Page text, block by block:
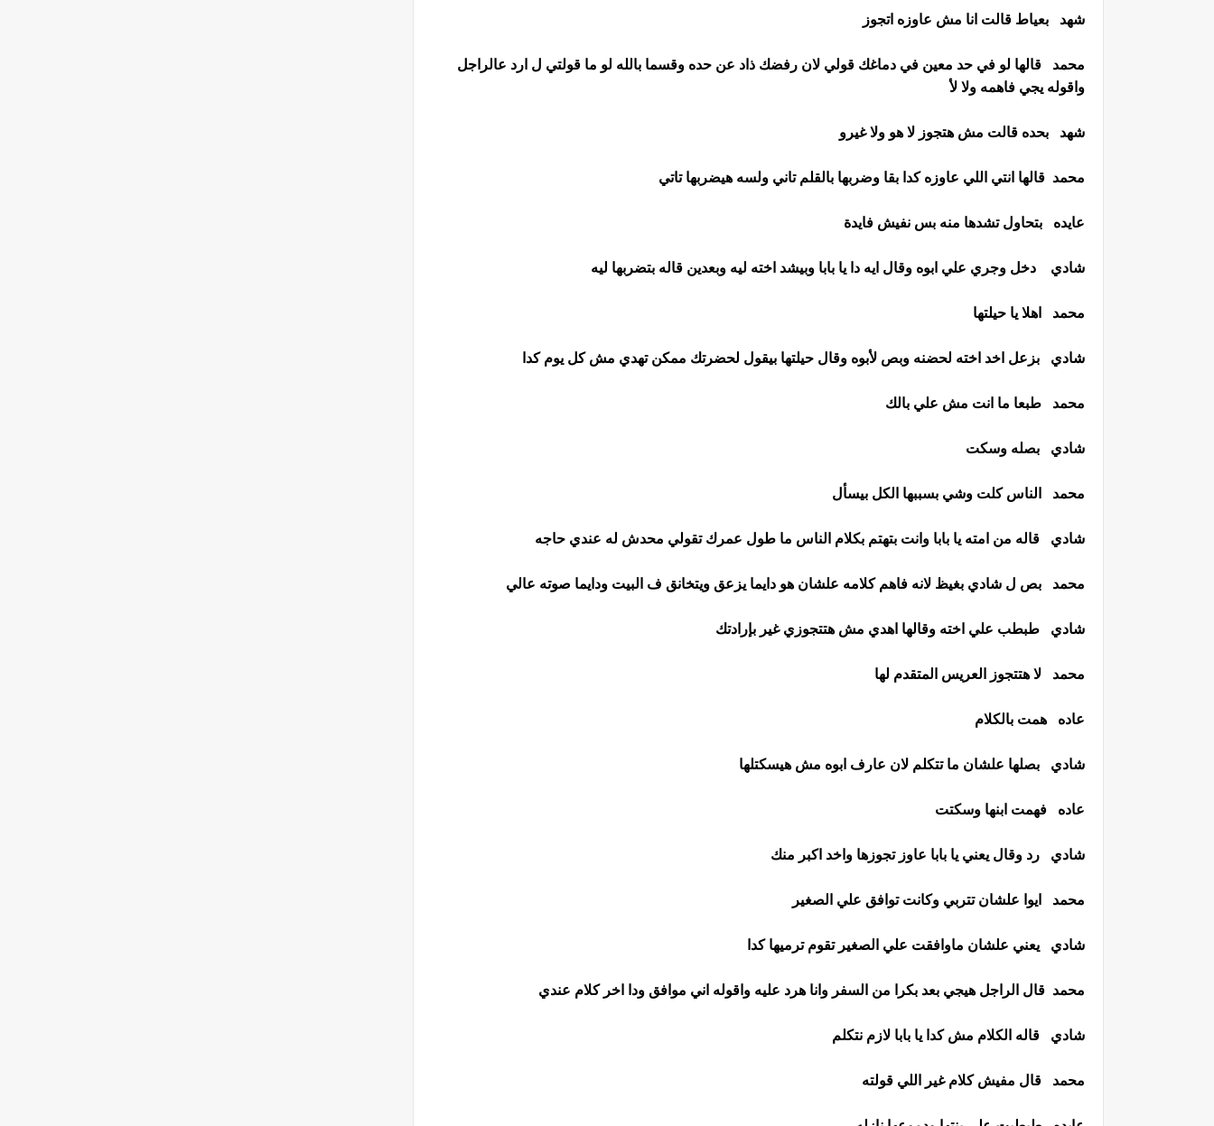
شهد بعياط قالت انا مش عاوزه اتجوز
محمد قالها لو في حد معين في دماغك قولي لان رفضك ذاد عن حده وقسما بالله لو ما قولتي ل ارد عالراجل
واقوله يجي فاهمه ولا لأ
شهد بحده قالت مش هتجوز لا هو ولا غيرو
محمد قالها انتي اللي عاوزه كدا بقا وضربها بالقلم تاني ولسه هيضربها تاتي
عايده بتحاول تشدها منه بس نفيش فايدة
شادي دخل وجري علي ابوه وقال ايه دا يا بابا وبيشد اخته ليه وبعدين قاله بتضربها ليه
محمد اهلا يا حيلتها
شادي بزعل اخد اخته لحضنه وبص لأبوه وقال حيلتها بيقول لحضرتك ممكن تهدي مش كل يوم كدا
محمد طبعا ما انت مش علي بالك
شادي بصله وسكت
محمد الناس كلت وشي بسببها الكل بيسأل
شادي قاله من امته يا بابا وانت بتهتم بكلام الناس ما طول عمرك تقولي محدش له عندي حاجه
محمد بص ل شادي بغيظ لانه فاهم كلامه علشان هو دايما يزعق ويتخانق ف البيت ودايما صوته عالي
شادي طبطب علي اخته وقالها اهدي مش هتتجوزي غير بإرادتك
محمد لا هتتجوز العريس المتقدم لها
عاده همت بالكلام
شادي بصلها علشان ما تتكلم لان عارف ابوه مش هيسكتلها
عاده فهمت ابنها وسكتت
شادي رد وقال يعني يا بابا عاوز تجوزها واخد اكبر منك
محمد ايوا علشان تتربي وكانت توافق علي الصغير
شادي يعني علشان ماوافقت علي الصغير تقوم ترميها كدا
محمد قال الراجل هيجي بعد بكرا من السفر وانا هرد عليه واقوله اني موافق ودا اخر كلام عندي
شادي قاله الكلام مش كدا يا بابا لازم نتكلم
محمد قال مفيش كلام غير اللي قولته